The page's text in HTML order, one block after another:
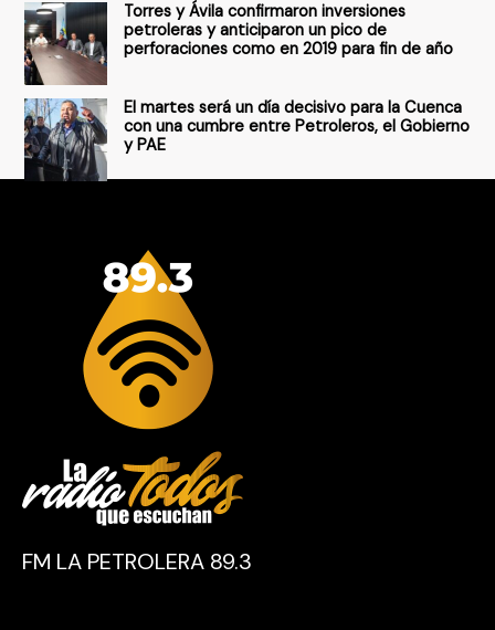
Torres y Ávila confirmaron inversiones
petroleras y anticiparon un pico de
perforaciones como en 2019 para fin de año
El martes será un día decisivo para la Cuenca
con una cumbre entre Petroleros, el Gobierno
y PAE
FM LA PETROLERA 89.3